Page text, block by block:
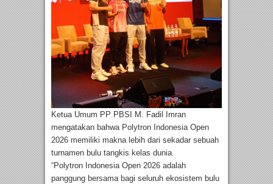
Ketua Umum PP PBSI M. Fadil Imran
mengatakan bahwa Polytron Indonesia Open
2026 memiliki makna lebih dari sekadar sebuah
turnamen bulu tangkis kelas dunia.
“Polytron Indonesia Open 2026 adalah
panggung bersama bagi seluruh ekosistem bulu